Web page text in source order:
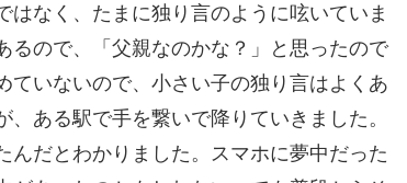
はなく、たまに独り言のように呟いていま
ので、「父親なのかな？」
と思ったので
ていないので、小さい子の独り言はよくあ
、ある駅で手を繋いで降りていきました。
だとわかりました。スマホに夢中だった